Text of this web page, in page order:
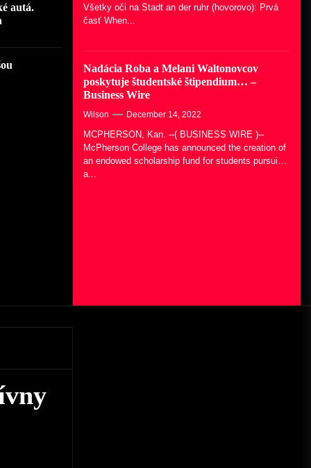
autá.
Všetky oči na Stadt an der ruhr (hovorovo): Prvá
časť When...
Nadácia Roba a Melani Waltonovcov
poskytuje študentské štipendium… –
Business Wire
Wilson December 14, 2022
MCPHERSON, Kan. --( BUSINESS WIRE )--
McPherson College has announced the creation of
an endowed scholarship fund for students pursuing
a...